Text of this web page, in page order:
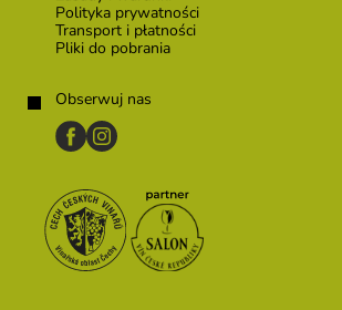
Polityka prywatności
Transport i płatności
Pliki do pobrania
Obserwuj nas